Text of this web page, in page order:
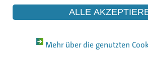
ALLE
Mehr über die genutzten